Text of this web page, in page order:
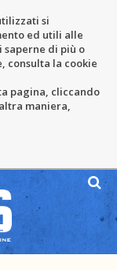
si
ed utili alle
di più o
consulta la cookie
pagina, cliccando
maniera,